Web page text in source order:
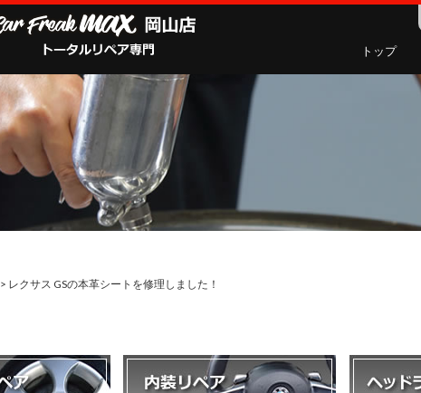
トップ
> レクサス GSの本革シートを修理しました！